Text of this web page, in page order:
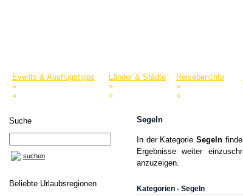
Events & Ausflugstipps Länder & Städte Reiseberichte
»
» »
» » »
Suche
suchen
Beliebte Urlaubsregionen
Segeln
In der KategorieSegeln
Ergebnisse weiter
anzuzeigen.
Kategorien - Segeln